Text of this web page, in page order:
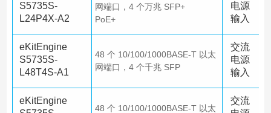
S5735S-
L24P4X-A2
网端口，4 个万兆 SFP+
PoE+
电源
输入
eKitEngine
S5735S-
L48T4S-A1
48 个 10/100/1000BASE-T 以太
网端口，4 个千兆 SFP
交流
电源
输入
eKitEngine
48 个 10/100/1000BASE-T 以太
交流